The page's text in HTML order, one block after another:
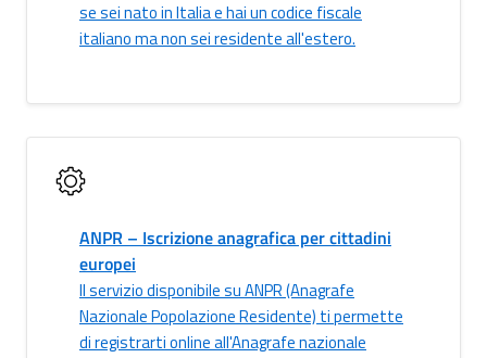
se sei nato in Italia e hai un codice fiscale
italiano ma non sei residente all'estero.
ANPR – Iscrizione anagrafica per cittadini
europei
Il servizio disponibile su ANPR (Anagrafe
Nazionale Popolazione Residente) ti permette
di registrarti online all'Anagrafe nazionale